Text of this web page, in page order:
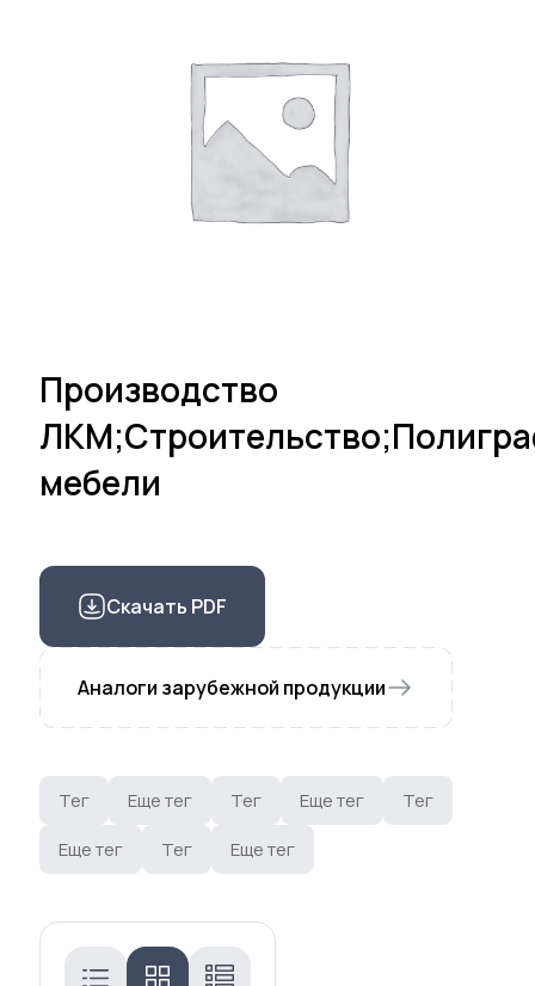
Производство
мебели
Скачать PDF
Аналоги зарубежной продукции
Тег Еще тег Тег Еще тег
Тег
Еще тег
Тег Еще тег